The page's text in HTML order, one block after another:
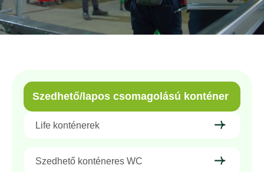
Szedhető/lapos csomagolású konténer
Life konténerek
Szedhető konténeres WC